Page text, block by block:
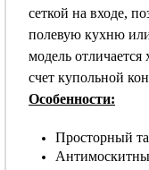
сеткой на входе,
полевую кухню
модель отличается
счет купольной
Особенности:
Просторный